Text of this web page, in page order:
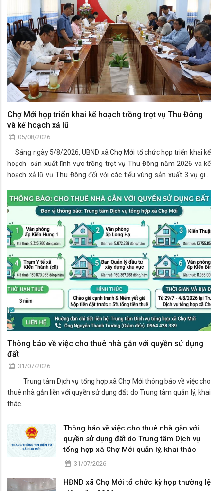
Chợ Mới họp triển khai kế hoạch trồng trọt vụ Thu Đông
và kế hoạch xả lũ
05/08/2026
Sáng ngày 5/8/2026, UBND xã Chợ Mới tổ chức họp triển khai kế
hoạch sản xuất lĩnh vực trồng trọt vụ Thu Đông năm 2026 và kế
hoạch xả lũ vụ Thu Đông đối với các tiểu vùng sản xuất 3 vụ giai
Thông báo về việc cho thuê nhà gắn với quyền sử dụng
đất
31/07/2026
Trung tâm Dịch vụ tổng hợp xã Chợ Mới thông báo về việc cho
thuê nhà gắn liền với quyền sử dụng đất do Trung tâm quản lý, khai
thác.
Thông báo về việc cho thuê nhà gắn với
quyền sử dụng đất do Trung tâm Dịch vụ
tổng hợp xã Chợ Mới quản lý, khai thác
31/07/2026
HĐND xã Chợ Mới tổ chức kỳ họp thường lệ